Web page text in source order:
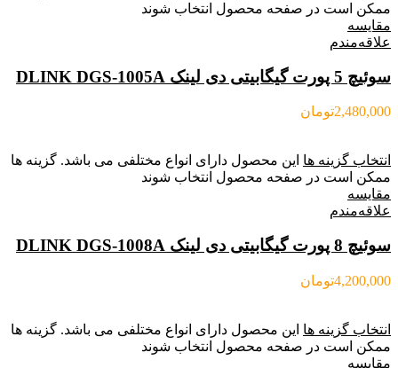
ممکن است در صفحه محصول انتخاب شوند
مقایسه
علاقه‌مندم
سوئیچ 5 پورت گیگابیتی دی لینک DLINK DGS-1005A
2,480,000تومان
انتخاب گزینه ها این محصول دارای انواع مختلفی می باشد. گزینه ها
ممکن است در صفحه محصول انتخاب شوند
مقایسه
علاقه‌مندم
سوئیچ 8 پورت گیگابیتی دی لینک DLINK DGS-1008A
4,200,000تومان
انتخاب گزینه ها این محصول دارای انواع مختلفی می باشد. گزینه ها
ممکن است در صفحه محصول انتخاب شوند
مقایسه